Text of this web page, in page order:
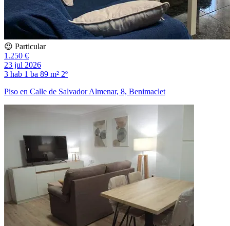
😍 Particular
1.250 €
23 jul 2026
3 hab 1 ba 89 m² 2º
Piso en Calle de Salvador Almenar, 8, Benimaclet